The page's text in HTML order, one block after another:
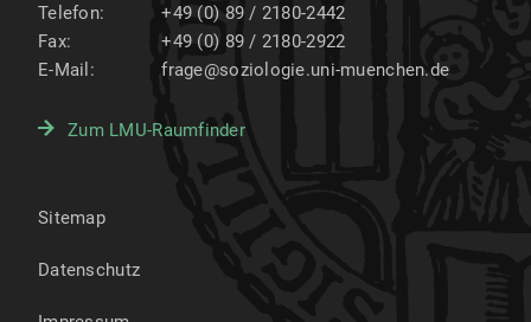
Telefon:
+49 (0) 89 / 2180-2442
Fax:
+49 (0) 89 / 2180-2922
E-Mail:
frage@soziologie.uni-muenchen.de
Zum LMU-Raumfinder
Sitemap
Datenschutz